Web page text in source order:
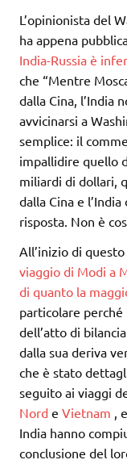
L’opinionista del
ha appena
India-Russia è
che “Mentre
dalla Cina, l’India
avvicinarsi a
semplice: il
impallidire quello
miliardi di dollari,
dalla Cina e
risposta. Non è
All’inizio di
viaggio di Modi a
di quanto la
particolare
dell’atto di
dalla sua deriva
che è stato
seguito ai viaggi
Nord e Vietnam ,
India hanno
conclusione del